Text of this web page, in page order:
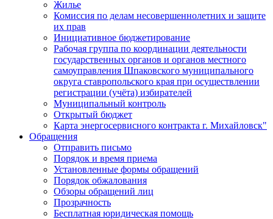
Жилье
Комиссия по делам несовершеннолетних и защите
их прав
Инициативное бюджетирование
Рабочая группа по координации деятельности
государственных органов и органов местного
самоуправления Шпаковского муниципального
округа ставропольского края при осуществлении
регистрации (учёта) избирателей
Муниципальный контроль
Открытый бюджет
Карта энергосервисного контракта г. Михайловск"
Обращения
Отправить письмо
Порядок и время приема
Установленные формы обращений
Порядок обжалования
Обзоры обращений лиц
Прозрачность
Бесплатная юридическая помощь